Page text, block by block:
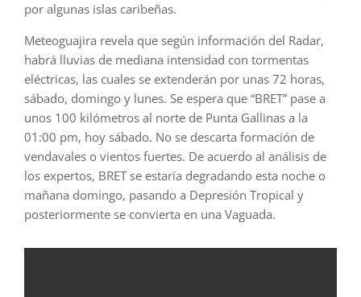
por algunas islas caribeñas.
Meteoguajira revela que según información del Radar,
habrá lluvias de mediana intensidad con tormentas
eléctricas, las cuales se extenderán por unas 72 horas,
sábado, domingo y lunes. Se espera que “BRET” pase a
unos 100 kilómetros al norte de Punta Gallinas a la
01:00 pm, hoy sábado. No se descarta formación de
vendavales o vientos fuertes. De acuerdo al análisis de
los expertos, BRET se estaría degradando esta noche o
mañana domingo, pasando a Depresión Tropical y
posteriormente se convierta en una Vaguada.